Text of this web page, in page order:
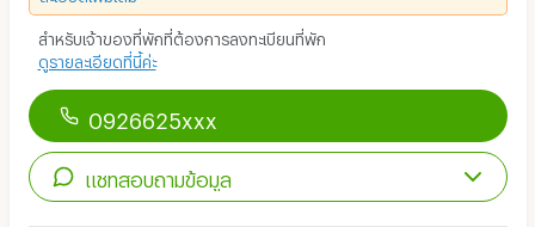
สำหรับเจ้าของที่พักที่ต้องการลงทะเบียนที่พัก
ดูรายละเอียดที่นี้ค่ะ
0926625xxx
แชทสอบถามข้อมูล